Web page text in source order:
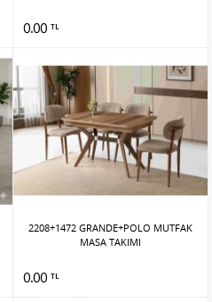
0.00 TL
2208+1472 GRANDE+POLO MUTFAK
MASA TAKIMI
0.00 TL